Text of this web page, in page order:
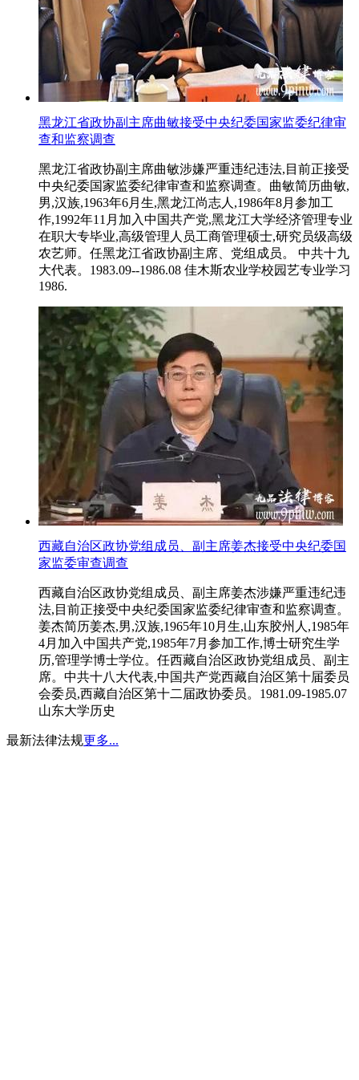
黑龙江省政协副主席曲敏接受中央纪委国家监委纪律审
查和监察调查
黑龙江省政协副主席曲敏涉嫌严重违纪违法,目前正接受
中央纪委国家监委纪律审查和监察调查。曲敏简历曲敏,
男,汉族,1963年6月生,黑龙江尚志人,1986年8月参加工
作,1992年11月加入中国共产党,黑龙江大学经济管理专业
在职大专毕业,高级管理人员工商管理硕士,研究员级高级
农艺师。任黑龙江省政协副主席、党组成员。 中共十九
大代表。1983.09--1986.08 佳木斯农业学校园艺专业学习
1986.
西藏自治区政协党组成员、副主席姜杰接受中央纪委国
家监委审查调查
西藏自治区政协党组成员、副主席姜杰涉嫌严重违纪违
法,目前正接受中央纪委国家监委纪律审查和监察调查。
姜杰简历姜杰,男,汉族,1965年10月生,山东胶州人,1985年
4月加入中国共产党,1985年7月参加工作,博士研究生学
历,管理学博士学位。任西藏自治区政协党组成员、副主
席。中共十八大代表,中国共产党西藏自治区第十届委员
会委员,西藏自治区第十二届政协委员。1981.09-1985.07
山东大学历史
最新法律法规更多...